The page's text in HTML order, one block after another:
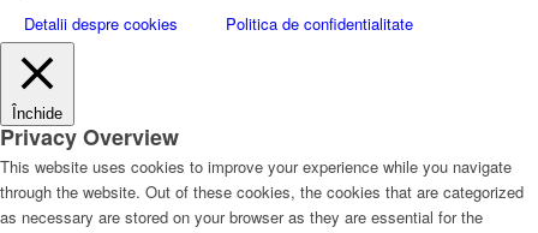
Detalii despre cookies
Politica de confidentialitate
Închide
Privacy Overview
This website uses cookies to improve your experience while you navigate
through the website. Out of these cookies, the cookies that are categorized
as necessary are stored on your browser as they are essential for the